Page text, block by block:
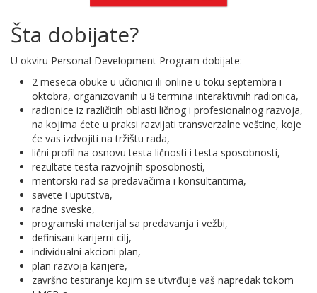
Šta dobijate?
U okviru Personal Development Program dobijate:
2 meseca obuke u učionici ili online u toku septembra i
oktobra, organizovanih u 8 termina ​interaktivnih ​radionica,
radionice iz različitih oblasti ličnog i profesionalnog razvoja,
na kojima ćete u praksi razvijati transverzalne veštine, koje
će vas izdvojiti na tržištu rada,
lični profil na osnovu testa ličnosti i testa sposobnosti,
rezultate testa razvojnih sposobnosti,
mentorski rad sa predavačima i konsultantima,
savete i uputstva,
radne sveske,
programski materijal sa predavanja i vežbi,
definisani karijerni cilj,
individualni akcioni plan,
plan razvoja karijere,
završno testiranje kojim se utvrđuje vaš napredak tokom